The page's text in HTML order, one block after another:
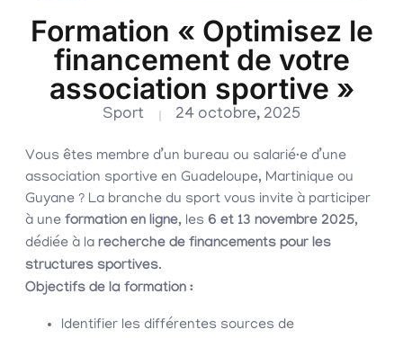
Formation « Optimisez le
financement de votre
association sportive »
Sport 24 octobre, 2025
Vous êtes membre d’un bureau ou salarié·e d’une
association sportive en Guadeloupe, Martinique ou
Guyane ? La branche du sport vous invite à participer
à une formation en ligne, les 6 et 13 novembre 2025,
dédiée à la recherche de financements pour les
structures sportives.
Objectifs de la formation :
Identifier les différentes sources de